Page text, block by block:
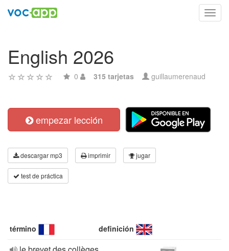
English 2026
0 315 tarjetas guillaumerenaud
empezar lección
descargar mp3 imprimir jugar
test de práctica
término definición